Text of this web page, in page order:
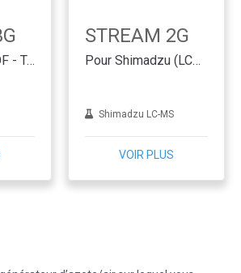
Pour Sciex QTOF - Technologie des membranes
STREAM 2G
Pour Shimadzu (LCMS 8045/8050/8060/9030) - Technologie des membranes
Shimadzu LC-MS
VOIR PLUS